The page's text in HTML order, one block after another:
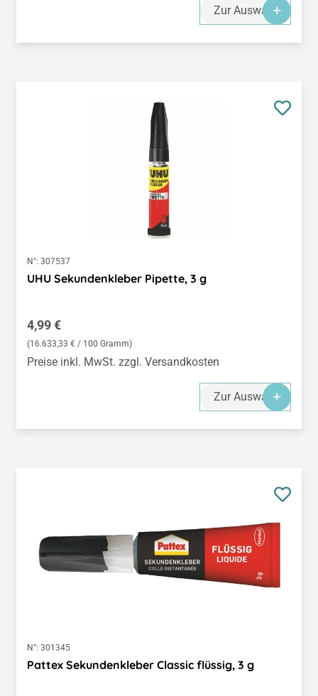
Zur Auswahl
N°: 307537
UHU Sekundenkleber Pipette, 3 g
Regulärer Preis:
4,99 €
(16.633,33 € / 100 Gramm)
Preise inkl. MwSt. zzgl. Versandkosten
Zur Auswahl
N°: 301345
Pattex Sekundenkleber Classic flüssig, 3 g